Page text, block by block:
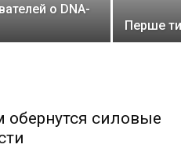
о DNA-
Перше
обернутся силовые